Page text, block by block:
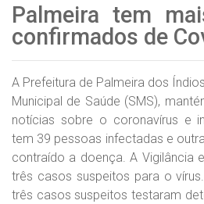
Palmeira tem
confirmados de
A Prefeitura de Palmeira dos
Municipal de Saúde (SMS),
notícias sobre o coronavírus e
tem 39 pessoas infectadas e
contraído a doença. A Vigilância
três casos suspeitos para o
três casos suspeitos testaram